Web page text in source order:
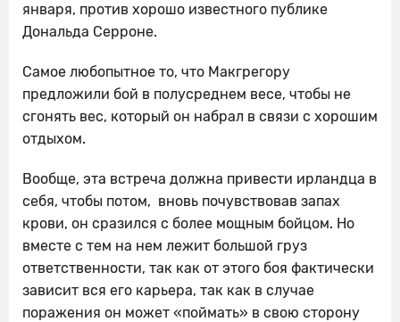
января, против хорошо известного публике
Дональда Серроне.
Самое любопытное то, что Макгрегору
предложили бой в полусреднем весе, чтобы не
сгонять вес, который он набрал в связи с хорошим
отдыхом.
Вообще, эта встреча должна привести ирландца в
себя, чтобы потом, вновь почувствовав запах
крови, он сразился с более мощным бойцом. Но
вместе с тем на нем лежит большой груз
ответственности, так как от этого боя фактически
зависит вся его карьера, так как в случае
поражения он может «поймать» в свою сторону